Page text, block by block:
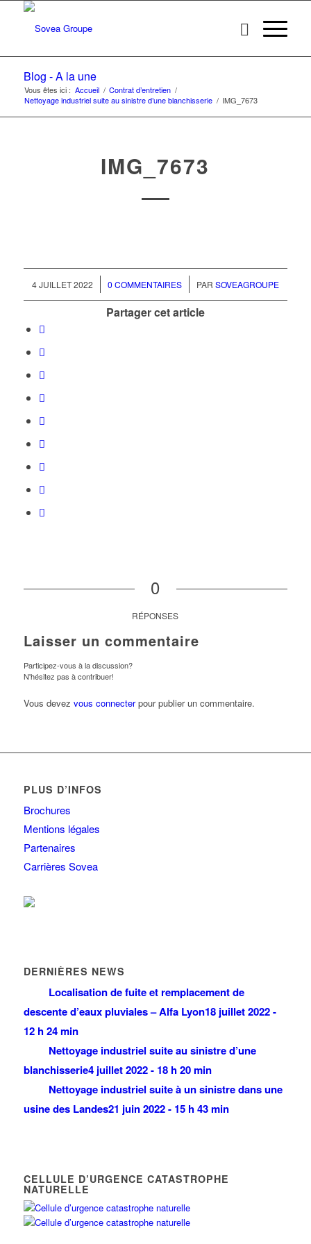
Blog - A la une
Vous êtes ici : Accueil / Contrat d’entretien /
Nettoyage industriel suite au sinistre d’une blanchisserie / IMG_7673
IMG_7673
4 JUILLET 2022
/ 0 COMMENTAIRES
/ PAR SOVEAGROUPE
Partager cet article
0
RÉPONSES
Laisser un commentaire
Participez-vous à la discussion?
N'hésitez pas à contribuer!
Vous devez vous connecterpour publier un commentaire.
PLUS D’INFOS
Brochures
Mentions légales
Partenaires
Carrières Sovea
DERNIÈRES NEWS
Localisation de fuite et remplacement de
descente d’eaux pluviales – Alfa Lyon18 juillet 2022 -
12 h 24 min
Nettoyage industriel suite au sinistre d’une
blanchisserie4 juillet 2022 - 18 h 20 min
Nettoyage industriel suite à un sinistre dans une
usine des Landes21 juin 2022 - 15 h 43 min
CELLULE D’URGENCE CATASTROPHE
NATURELLE